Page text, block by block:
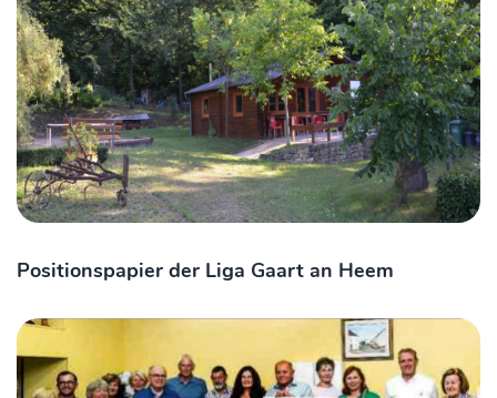
Positionspapier der Liga Gaart an Heem